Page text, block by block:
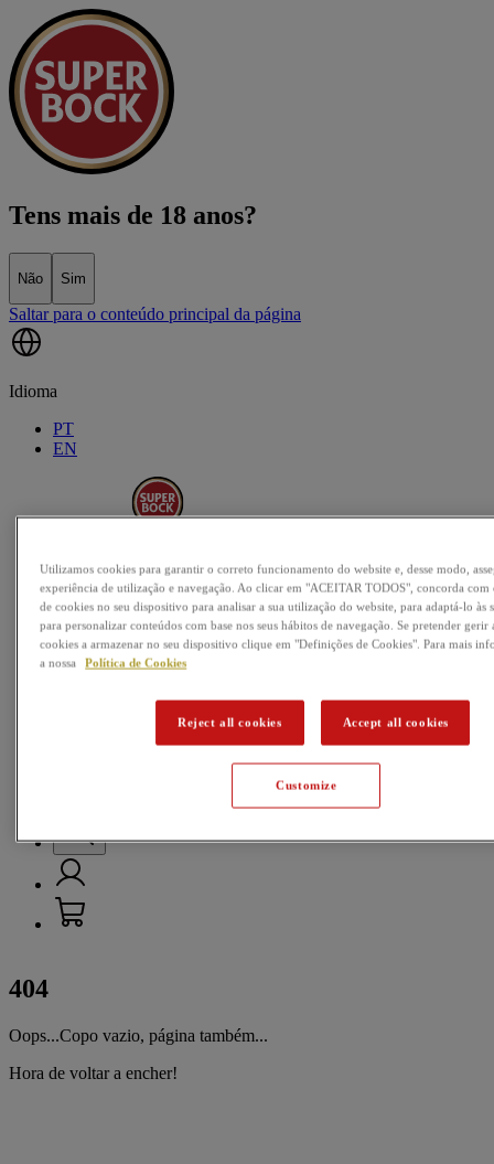
Tens mais de 18 anos?
Não Sim
Saltar para o conteúdo principal da página
Idioma
PT
EN
Nossas cervejas
Passatempos
Música
Futebol
404
Oops...Copo vazio, página também...
Hora de voltar a encher!
Utilizamos cookies para garantir o correto funcionamento do website e, desse modo,
experiência de utilização e navegação. Ao clicar em "ACEITAR TODOS", concorda com
de cookies no seu dispositivo para analisar a sua utilização do website, para adaptá-lo às
para personalizar conteúdos com base nos seus hábitos de navegação. Se pretender gerir
cookies a armazenar no seu dispositivo clique em "Definições de Cookies". Para mais
a nossa
Política de Cookies
Reject all cookies Accept all cookies
Customize